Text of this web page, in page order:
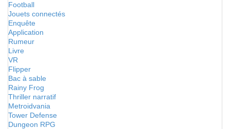
Football
Jouets connectés
Enquête
Application
Rumeur
Livre
VR
Flipper
Bac à sable
Rainy Frog
Thriller narratif
Metroidvania
Tower Defense
Dungeon RPG